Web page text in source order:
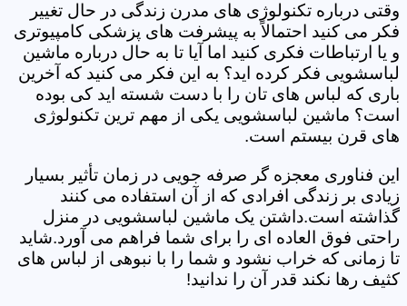
وقتی درباره تکنولوژی های مدرن زندگی در حال تغییر
فکر می کنید احتمالاً به پیشرفت های پزشکی کامپیوتری
و یا ارتباطات فکری کنید اما آیا تا به حال درباره ماشین
لباسشویی فکر کرده اید؟ به این فکر می کنید که آخرین
باری که لباس های تان را با دست شسته اید کی بوده
است؟ ماشین لباسشویی یکی از مهم ترین تکنولوژی
های قرن بیستم است.
این فناوری معجزه گر صرفه جویی در زمان تأثیر بسیار
زیادی بر زندگی افرادی که از آن استفاده می کنند
گذاشته است.داشتن یک ماشین لباسشویی در منزل
راحتی فوق العاده ای را برای شما فراهم می آورد.شاید
تا زمانی که خراب نشود و شما را با نبوهی از لباس های
کثیف رها نکند قدر آن را ندانید!